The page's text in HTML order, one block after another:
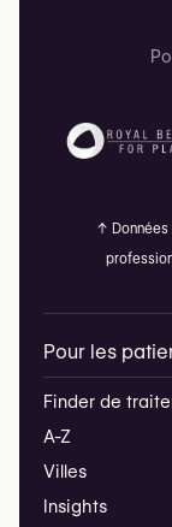
↑
Pour les
Finder de
A-Z
Villes
Insights